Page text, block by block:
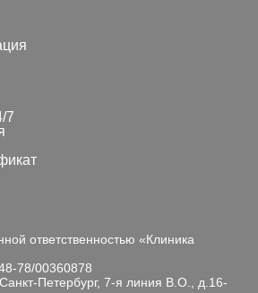
7
ответственностью «Клиника
78/00360878
Петербург, 7-я линия В.О., д.16-